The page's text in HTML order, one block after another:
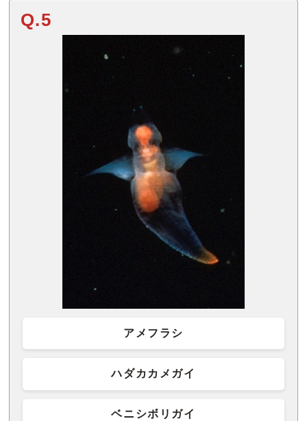
Q.5
アメフラシ
ハダカカメガイ
ベニシボリガイ